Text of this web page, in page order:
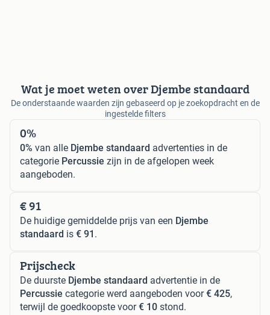
Wat je moet weten over Djembe standaard
De onderstaande waarden zijn gebaseerd op je zoekopdracht en de
ingestelde filters
0%
0% van alle Djembe standaard advertenties in de
categorie Percussie zijn in de afgelopen week
aangeboden.
€ 91
De huidige gemiddelde prijs van een Djembe
standaard is € 91 .
Prijscheck
De duurste Djembe standaard advertentie in de
Percussie categorie werd aangeboden voor€ 425,
terwijl de goedkoopste voor€ 10 stond.